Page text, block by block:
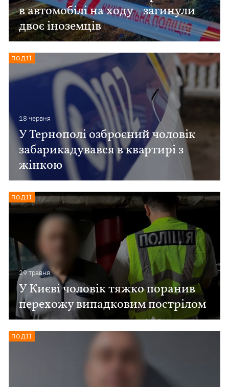
в автомобілі на ходу - загинули
двоє іноземців
18 червня
У Тернополі озброєний чоловік
забарикадувався в квартирі з
жінкою
ПОДІЇ
29 травня
У Києві чоловік тяжко поранив
перехожу випадковим пострілом
ПОДІЇ
ПОДІЇ